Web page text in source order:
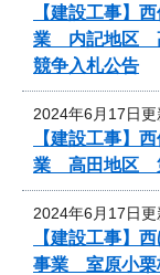
【建設工事】
業 内記地区
競争入札公告
2024年6月17日更
【建設工事】
業 高田地区
2024年6月17日更
【建設工事】
事業 室原小栗